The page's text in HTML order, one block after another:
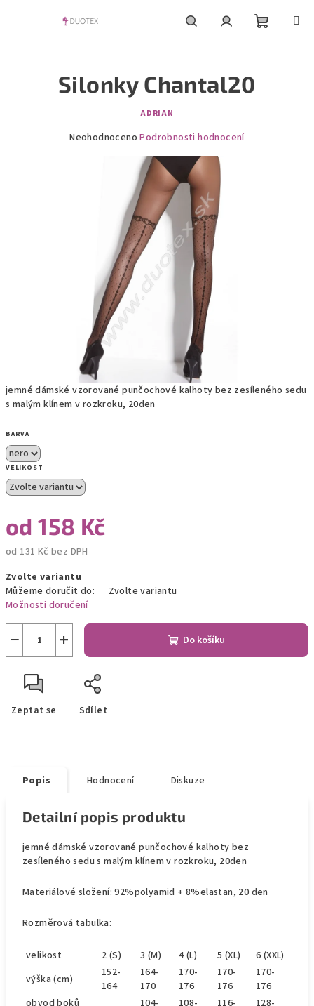
jemné dámské vzorované punčochové kalhoty bez zesíleného sedu
s malým klínem v rozkroku, 20den
BARVA
VELIKOST
od158 Kč
od 131 Kč bez DPH
cena:
Zvolte variantu
Můžeme doručit do:
Zvolte variantu
Možnosti doručení
+
− Do košíku
Zeptat se Sdílet
Silonky Chantal20
ADRIAN
Průměrné
Neohodnoceno Podrobnosti hodnocení
Popis Hodnocení Diskuze
Detailní popis produktu
jemné dámské vzorované punčochové kalhoty bez
zesíleného sedu s malým klínem v rozkroku, 20den
Materiálové složení: 92%polyamid + 8%elastan, 20 den
Rozměrová tabulka:
velikost 2 (S) 3 (M) 4 (L) 5 (XL)
6 (XXL)
výška (cm)
152-
164
164-
170
170-
176
170-
176
170-
176
obvodboků
104-
108-
116-
128-